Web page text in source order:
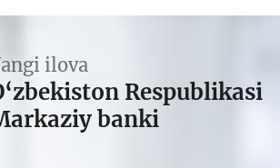
ilova
Respublikasi
banki